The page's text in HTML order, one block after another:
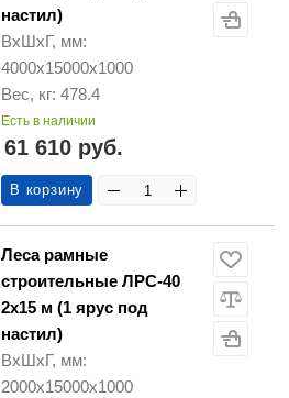
настил)
ВхШхГ, мм:
4000х15000х1000
Вес, кг: 478.4
Есть в наличии
61 610 руб.
В корзину
Леса рамные
строительные ЛРС-40
2х15 м (1 ярус под
настил)
ВхШхГ, мм:
2000х15000х1000